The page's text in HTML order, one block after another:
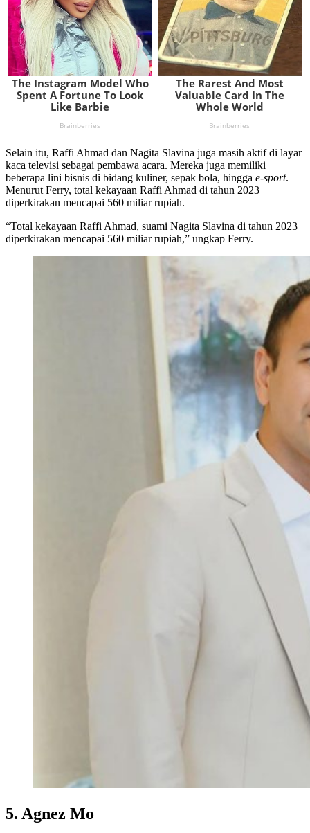
Selain itu, Raffi Ahmad dan Nagita Slavina juga masih aktif di layar
kaca televisi sebagai pembawa acara. Mereka juga memiliki
beberapa lini bisnis di bidang kuliner, sepak bola, hingga e-sport.
Menurut Ferry, total kekayaan Raffi Ahmad di tahun 2023
diperkirakan mencapai 560 miliar rupiah.
“Total kekayaan Raffi Ahmad, suami Nagita Slavina di tahun 2023
diperkirakan mencapai 560 miliar rupiah,” ungkap Ferry.
5. Agnez Mo